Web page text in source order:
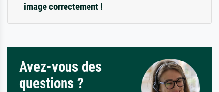
image correctement !
Avez-vous des
questions ?